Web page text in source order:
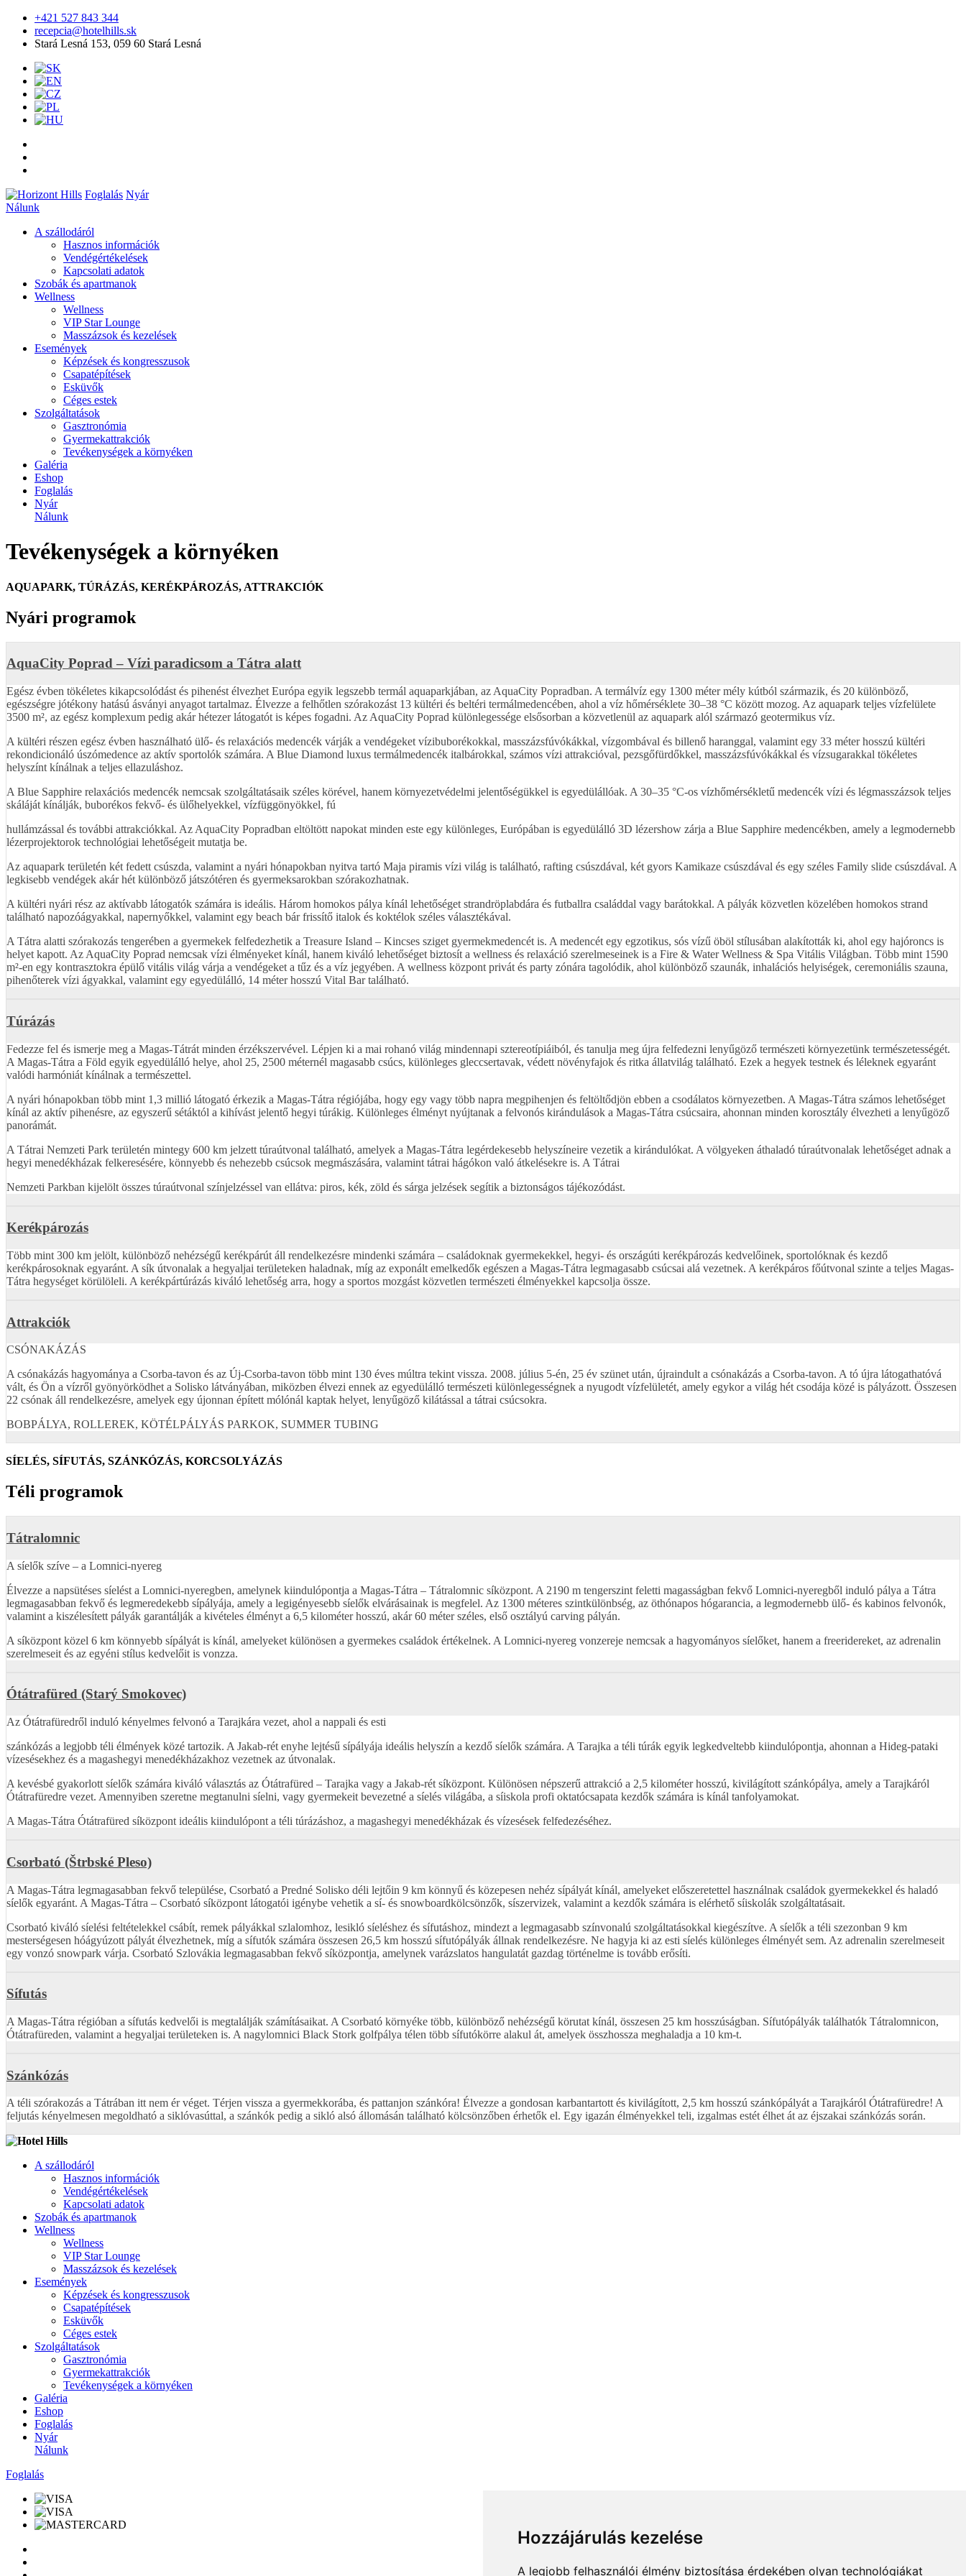
Hozzájárulás kezelése
A legjobb felhasználói élmény biztosítása érdekében olyan technológiákat
+421 527 843 344
recepcia@hotelhills.sk
Stará Lesná 153, 059 60 Stará Lesná
Foglalás Nyár
Nálunk
A szállodáról
Hasznos információk
Vendégértékelések
Kapcsolati adatok
Szobák és apartmanok
Wellness
Wellness
VIP Star Lounge
Masszázsok és kezelések
Események
Képzések és kongresszusok
Csapatépítések
Esküvők
Céges estek
Szolgáltatások
Gasztronómia
Gyermekattrakciók
Tevékenységek a környéken
Galéria
Eshop
Foglalás
Nyár
Nálunk
Tevékenységek a környéken
AQUAPARK, TÚRÁZÁS, KERÉKPÁROZÁS, ATTRAKCIÓK
Nyári programok
AquaCity Poprad – Vízi paradicsom a Tátra alatt
Egész évben tökéletes kikapcsolódást és pihenést élvezhet Európa egyik legszebb termál aquaparkjában, az AquaCity Popradban. A termálvíz egy 1300 méter mély kútból származik, és 20 különböző,
egészségre jótékony hatású ásványi anyagot tartalmaz. Élvezze a felhőtlen szórakozást 13 kültéri és beltéri termálmedencében, ahol a víz hőmérséklete 30–38 °C között mozog. Az aquapark teljes vízfelülete
3500 m², az egész komplexum pedig akár hétezer látogatót is képes fogadni. Az AquaCity Poprad különlegessége elsősorban a közvetlenül az aquapark alól származó geotermikus víz.
A kültéri részen egész évben használható ülő- és relaxációs medencék várják a vendégeket vízibuborékokkal, masszázsfúvókákkal, vízgombával és billenő haranggal, valamint egy 33 méter hosszú kültéri
rekondicionáló úszómedence az aktív sportolók számára. A Blue Diamond luxus termálmedencék italbárokkal, számos vízi attrakcióval, pezsgőfürdőkkel, masszázsfúvókákkal és vízsugarakkal tökéletes
helyszínt kínálnak a teljes ellazuláshoz.
A Blue Sapphire relaxációs medencék nemcsak szolgáltatásaik széles körével, hanem környezetvédelmi jelentőségükkel is egyedülállóak. A 30–35 °C-os vízhőmérsékletű medencék vízi és légmasszázsok teljes
skáláját kínálják, buborékos fekvő- és ülőhelyekkel, vízfüggönyökkel, fú
hullámzással és további attrakciókkal. Az AquaCity Popradban eltöltött napokat minden este egy különleges, Európában is egyedülálló 3D lézershow zárja a Blue Sapphire medencékben, amely a legmodernebb
lézerprojektorok technológiai lehetőségeit mutatja be.
Az aquapark területén két fedett csúszda, valamint a nyári hónapokban nyitva tartó Maja piramis vízi világ is található, rafting csúszdával, két gyors Kamikaze csúszdával és egy széles Family slide csúszdával. A
legkisebb vendégek akár hét különböző játszótéren és gyermeksarokban szórakozhatnak.
A kültéri nyári rész az aktívabb látogatók számára is ideális. Három homokos pálya kínál lehetőséget strandröplabdára és futballra családdal vagy barátokkal. A pályák közvetlen közelében homokos strand
található napozóágyakkal, napernyőkkel, valamint egy beach bár frissítő italok és koktélok széles választékával.
A Tátra alatti szórakozás tengerében a gyermekek felfedezhetik a Treasure Island – Kincses sziget gyermekmedencét is. A medencét egy egzotikus, sós vízű öböl stílusában alakították ki, ahol egy hajóroncs is
helyet kapott. Az AquaCity Poprad nemcsak vízi élményeket kínál, hanem kiváló lehetőséget biztosít a wellness és relaxáció szerelmeseinek is a Fire & Water Wellness & Spa Vitális Világban. Több mint 1590
m²-en egy kontrasztokra épülő vitális világ várja a vendégeket a tűz és a víz jegyében. A wellness központ privát és party zónára tagolódik, ahol különböző szaunák, inhalációs helyiségek, ceremoniális szauna,
pihenőterek vízi ágyakkal, valamint egy egyedülálló, 14 méter hosszú Vital Bar található.
Túrázás
Fedezze fel és ismerje meg a Magas-Tátrát minden érzékszervével. Lépjen ki a mai rohanó világ mindennapi sztereotípiáiból, és tanulja meg újra felfedezni lenyűgöző természeti környezetünk természetességét.
A Magas-Tátra a Föld egyik egyedülálló helye, ahol 25, 2500 méternél magasabb csúcs, különleges gleccsertavak, védett növényfajok és ritka állatvilág található. Ezek a hegyek testnek és léleknek egyaránt
valódi harmóniát kínálnak a természettel.
A nyári hónapokban több mint 1,3 millió látogató érkezik a Magas-Tátra régiójába, hogy egy vagy több napra megpihenjen és feltöltődjön ebben a csodálatos környezetben. A Magas-Tátra számos lehetőséget
kínál az aktív pihenésre, az egyszerű sétáktól a kihívást jelentő hegyi túrákig. Különleges élményt nyújtanak a felvonós kirándulások a Magas-Tátra csúcsaira, ahonnan minden korosztály élvezheti a lenyűgöző
panorámát.
A Tátrai Nemzeti Park területén mintegy 600 km jelzett túraútvonal található, amelyek a Magas-Tátra legérdekesebb helyszíneire vezetik a kirándulókat. A völgyeken áthaladó túraútvonalak lehetőséget adnak a
hegyi menedékházak felkeresésére, könnyebb és nehezebb csúcsok megmászására, valamint tátrai hágókon való átkelésekre is. A Tátrai
Nemzeti Parkban kijelölt összes túraútvonal színjelzéssel van ellátva: piros, kék, zöld és sárga jelzések segítik a biztonságos tájékozódást.
Kerékpározás
Több mint 300 km jelölt, különböző nehézségű kerékpárút áll rendelkezésre mindenki számára – családoknak gyermekekkel, hegyi- és országúti kerékpározás kedvelőinek, sportolóknak és kezdő
kerékpárosoknak egyaránt. A sík útvonalak a hegyaljai területeken haladnak, míg az exponált emelkedők egészen a Magas-Tátra legmagasabb csúcsai alá vezetnek. A kerékpáros főútvonal szinte a teljes Magas-
Tátra hegységet körülöleli. A kerékpártúrázás kiváló lehetőség arra, hogy a sportos mozgást közvetlen természeti élményekkel kapcsolja össze.
Attrakciók
CSÓNAKÁZÁS
A csónakázás hagyománya a Csorba-tavon és az Új-Csorba-tavon több mint 130 éves múltra tekint vissza. 2008. július 5-én, 25 év szünet után, újraindult a csónakázás a Csorba-tavon. A tó újra látogathatóvá
vált, és Ön a vízről gyönyörködhet a Solisko látványában, miközben élvezi ennek az egyedülálló természeti különlegességnek a nyugodt vízfelületét, amely egykor a világ hét csodája közé is pályázott. Összesen
22 csónak áll rendelkezésre, amelyek egy újonnan épített mólónál kaptak helyet, lenyűgöző kilátással a tátrai csúcsokra.
BOBPÁLYA, ROLLEREK, KÖTÉLPÁLYÁS PARKOK, SUMMER TUBING
SÍELÉS, SÍFUTÁS, SZÁNKÓZÁS, KORCSOLYÁZÁS
Téli programok
Tátralomnic
A síelők szíve – a Lomnici-nyereg
Élvezze a napsütéses síelést a Lomnici-nyeregben, amelynek kiindulópontja a Magas-Tátra – Tátralomnic síközpont. A 2190 m tengerszint feletti magasságban fekvő Lomnici-nyeregből induló pálya a Tátra
legmagasabban fekvő és legmeredekebb sípályája, amely a legigényesebb síelők elvárásainak is megfelel. Az 1300 méteres szintkülönbség, az öthónapos hógarancia, a legmodernebb ülő- és kabinos felvonók,
valamint a kiszélesített pályák garantálják a kivételes élményt a 6,5 kilométer hosszú, akár 60 méter széles, első osztályú carving pályán.
A síközpont közel 6 km könnyebb sípályát is kínál, amelyeket különösen a gyermekes családok értékelnek. A Lomnici-nyereg vonzereje nemcsak a hagyományos síelőket, hanem a freeridereket, az adrenalin
szerelmeseit és az egyéni stílus kedvelőit is vonzza.
Ótátrafüred (Starý Smokovec)
Az Ótátrafüredről induló kényelmes felvonó a Tarajkára vezet, ahol a nappali és esti
szánkózás a legjobb téli élmények közé tartozik. A Jakab-rét enyhe lejtésű sípályája ideális helyszín a kezdő síelők számára. A Tarajka a téli túrák egyik legkedveltebb kiindulópontja, ahonnan a Hideg-pataki
vízesésekhez és a magashegyi menedékházakhoz vezetnek az útvonalak.
A kevésbé gyakorlott síelők számára kiváló választás az Ótátrafüred – Tarajka vagy a Jakab-rét síközpont. Különösen népszerű attrakció a 2,5 kilométer hosszú, kivilágított szánkópálya, amely a Tarajkáról
Ótátrafüredre vezet. Amennyiben szeretne megtanulni síelni, vagy gyermekeit bevezetné a síelés világába, a síiskola profi oktatócsapata kezdők számára is kínál tanfolyamokat.
A Magas-Tátra Ótátrafüred síközpont ideális kiindulópont a téli túrázáshoz, a magashegyi menedékházak és vízesések felfedezéséhez.
Csorbató (Štrbské Pleso)
A Magas-Tátra legmagasabban fekvő települése, Csorbató a Predné Solisko déli lejtőin 9 km könnyű és közepesen nehéz sípályát kínál, amelyeket előszeretettel használnak családok gyermekekkel és haladó
síelők egyaránt. A Magas-Tátra – Csorbató síközpont látogatói igénybe vehetik a sí- és snowboardkölcsönzők, síszervizek, valamint a kezdők számára is elérhető síiskolák szolgáltatásait.
Csorbató kiváló síelési feltételekkel csábít, remek pályákkal szlalomhoz, lesikló síeléshez és sífutáshoz, mindezt a legmagasabb színvonalú szolgáltatásokkal kiegészítve. A síelők a téli szezonban 9 km
mesterségesen hóágyúzott pályát élvezhetnek, míg a sífutók számára összesen 26,5 km hosszú sífutópályák állnak rendelkezésre. Ne hagyja ki az esti síelés különleges élményét sem. Az adrenalin szerelmeseit
egy vonzó snowpark várja. Csorbató Szlovákia legmagasabban fekvő síközpontja, amelynek varázslatos hangulatát gazdag történelme is tovább erősíti.
Sífutás
A Magas-Tátra régióban a sífutás kedvelői is megtalálják számításaikat. A Csorbató környéke több, különböző nehézségű körutat kínál, összesen 25 km hosszúságban. Sífutópályák találhatók Tátralomnicon,
Ótátrafüreden, valamint a hegyaljai területeken is. A nagylomnici Black Stork golfpálya télen több sífutókörre alakul át, amelyek összhossza meghaladja a 10 km-t.
Szánkózás
A téli szórakozás a Tátrában itt nem ér véget. Térjen vissza a gyermekkorába, és pattanjon szánkóra! Élvezze a gondosan karbantartott és kivilágított, 2,5 km hosszú szánkópályát a Tarajkáról Ótátrafüredre! A
feljutás kényelmesen megoldható a siklóvasúttal, a szánkók pedig a sikló alsó állomásán található kölcsönzőben érhetők el. Egy igazán élményekkel teli, izgalmas estét élhet át az éjszakai szánkózás során.
A szállodáról
Hasznos információk
Vendégértékelések
Kapcsolati adatok
Szobák és apartmanok
Wellness
Wellness
VIP Star Lounge
Masszázsok és kezelések
Események
Képzések és kongresszusok
Csapatépítések
Esküvők
Céges estek
Szolgáltatások
Gasztronómia
Gyermekattrakciók
Tevékenységek a környéken
Galéria
Eshop
Foglalás
Nyár
Nálunk
Foglalás